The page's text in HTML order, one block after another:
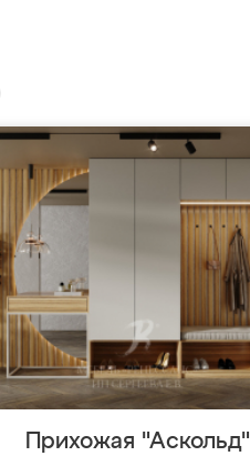
Прихожая "Аскольд"